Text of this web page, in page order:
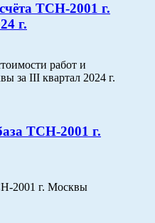
ТСН-2001 г.
г.
работ и
за III квартал 2024 г.
ТСН-2001 г.
2001 г. Москвы